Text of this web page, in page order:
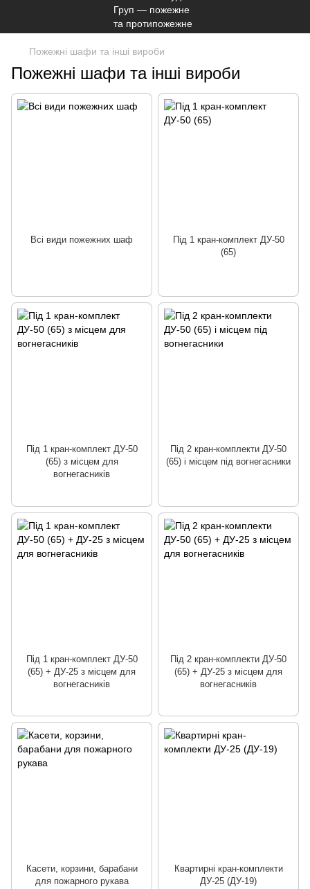
Пожежні шафи та інші вироби
Пожежні шафи та інші вироби
Всі види пожежних шаф
Під 1 кран-комплект ДУ-50
(65)
Під 1 кран-комплект ДУ-50
(65) з місцем для
вогнегасників
Під 2 кран-комплекти ДУ-50
(65) і місцем під вогнегасники
Під 1 кран-комплект ДУ-50
(65) + ДУ-25 з місцем для
вогнегасників
Під 2 кран-комплекти ДУ-50
(65) + ДУ-25 з місцем для
вогнегасників
Касети, корзини, барабани
для пожарного рукава
Квартирні кран-комплекти
ДУ-25 (ДУ-19)